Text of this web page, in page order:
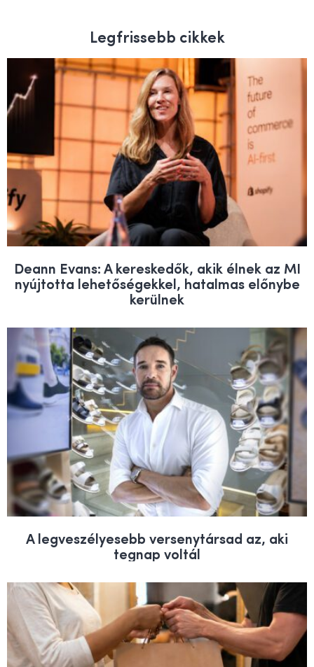
Legfrissebb cikkek
Deann Evans: A kereskedők, akik élnek az MI
nyújtotta lehetőségekkel, hatalmas előnybe
kerülnek
A legveszélyesebb versenytársad az, aki
tegnap voltál